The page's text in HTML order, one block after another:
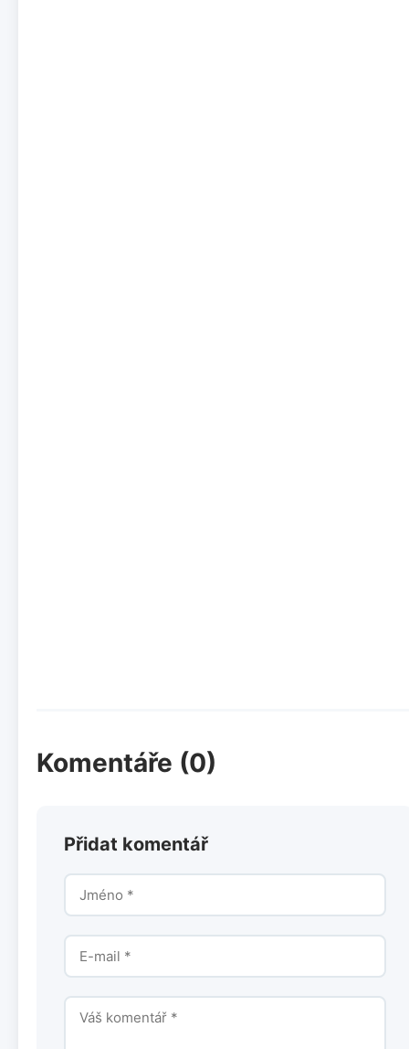
Komentáře (0)
Přidat komentář